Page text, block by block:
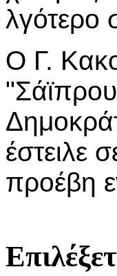
λγότερο
Ο Γ.
έστειλε
προέβη